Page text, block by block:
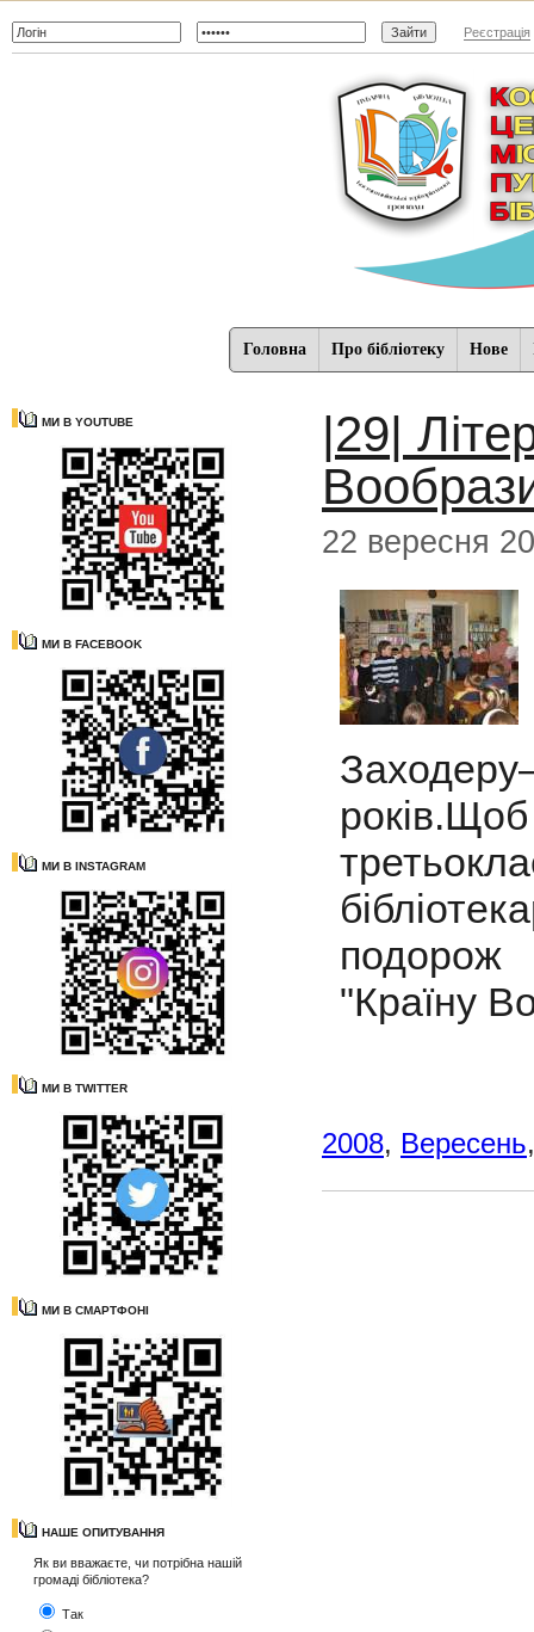
Реєстрація
Головна Про бібліотеку Нове
МИ В YOUTUBE
МИ В FACEBOOK
МИ В INSTAGRAM
МИ В TWITTER
МИ В СМАРТФОНІ
НАШЕ ОПИТУВАННЯ
Як ви вважаєте, чи потрібна нашій
громаді бібліотека?
Так
|29|
22 вересня
"Країну
2008, Вересень